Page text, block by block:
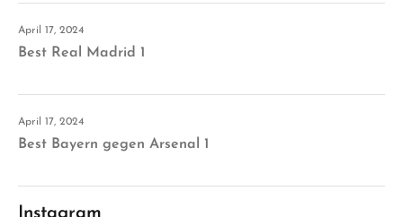
April 17, 2024
Best Real Madrid 1
April 17, 2024
Best Bayern gegen Arsenal 1
Instagram